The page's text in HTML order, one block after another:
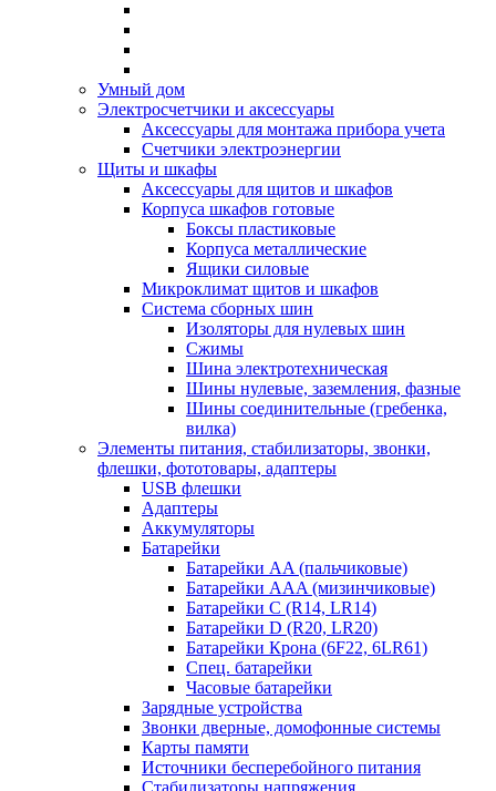
Умный дом
Электросчетчики и аксессуары
Аксессуары для монтажа прибора учета
Счетчики электроэнергии
Щиты и шкафы
Аксессуары для щитов и шкафов
Корпуса шкафов готовые
Боксы пластиковые
Корпуса металлические
Ящики силовые
Микроклимат щитов и шкафов
Система сборных шин
Изоляторы для нулевых шин
Сжимы
Шина электротехническая
Шины нулевые, заземления, фазные
Шины соединительные (гребенка,
вилка)
Элементы питания, стабилизаторы, звонки,
флешки, фототовары, адаптеры
USB флешки
Адаптеры
Аккумуляторы
Батарейки
Батарейки AA (пальчиковые)
Батарейки AAA (мизинчиковые)
Батарейки C (R14, LR14)
Батарейки D (R20, LR20)
Батарейки Крона (6F22, 6LR61)
Спец. батарейки
Часовые батарейки
Зарядные устройства
Звонки дверные, домофонные системы
Карты памяти
Источники бесперебойного питания
Стабилизаторы напряжения